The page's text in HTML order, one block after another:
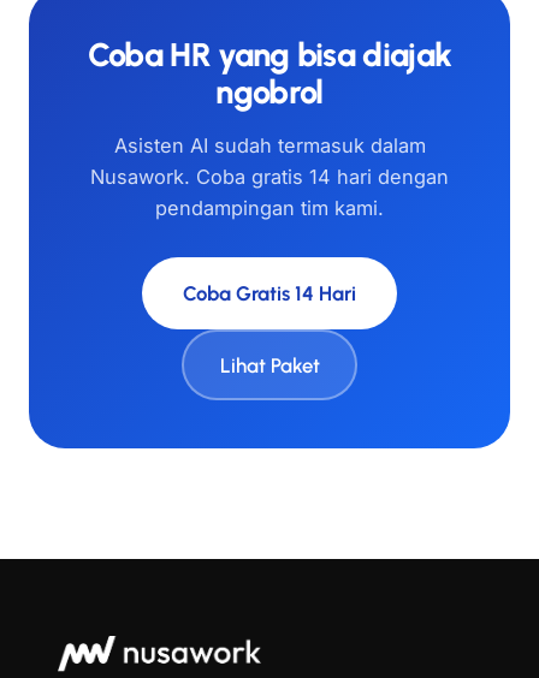
Coba HR yang bisa diajak
ngobrol
Asisten AI sudah termasuk dalam
Nusawork. Coba gratis 14 hari dengan
pendampingan tim kami.
Coba Gratis 14 Hari
Lihat Paket